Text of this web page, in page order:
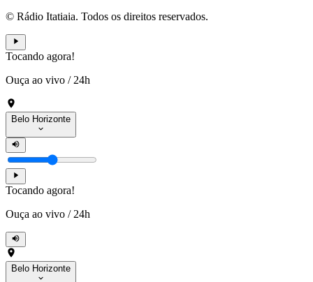
© Rádio Itatiaia. Todos os direitos reservados.
Tocando agora!
Ouça ao vivo / 24h
Belo Horizonte
Tocando agora!
Ouça ao vivo / 24h
Belo Horizonte